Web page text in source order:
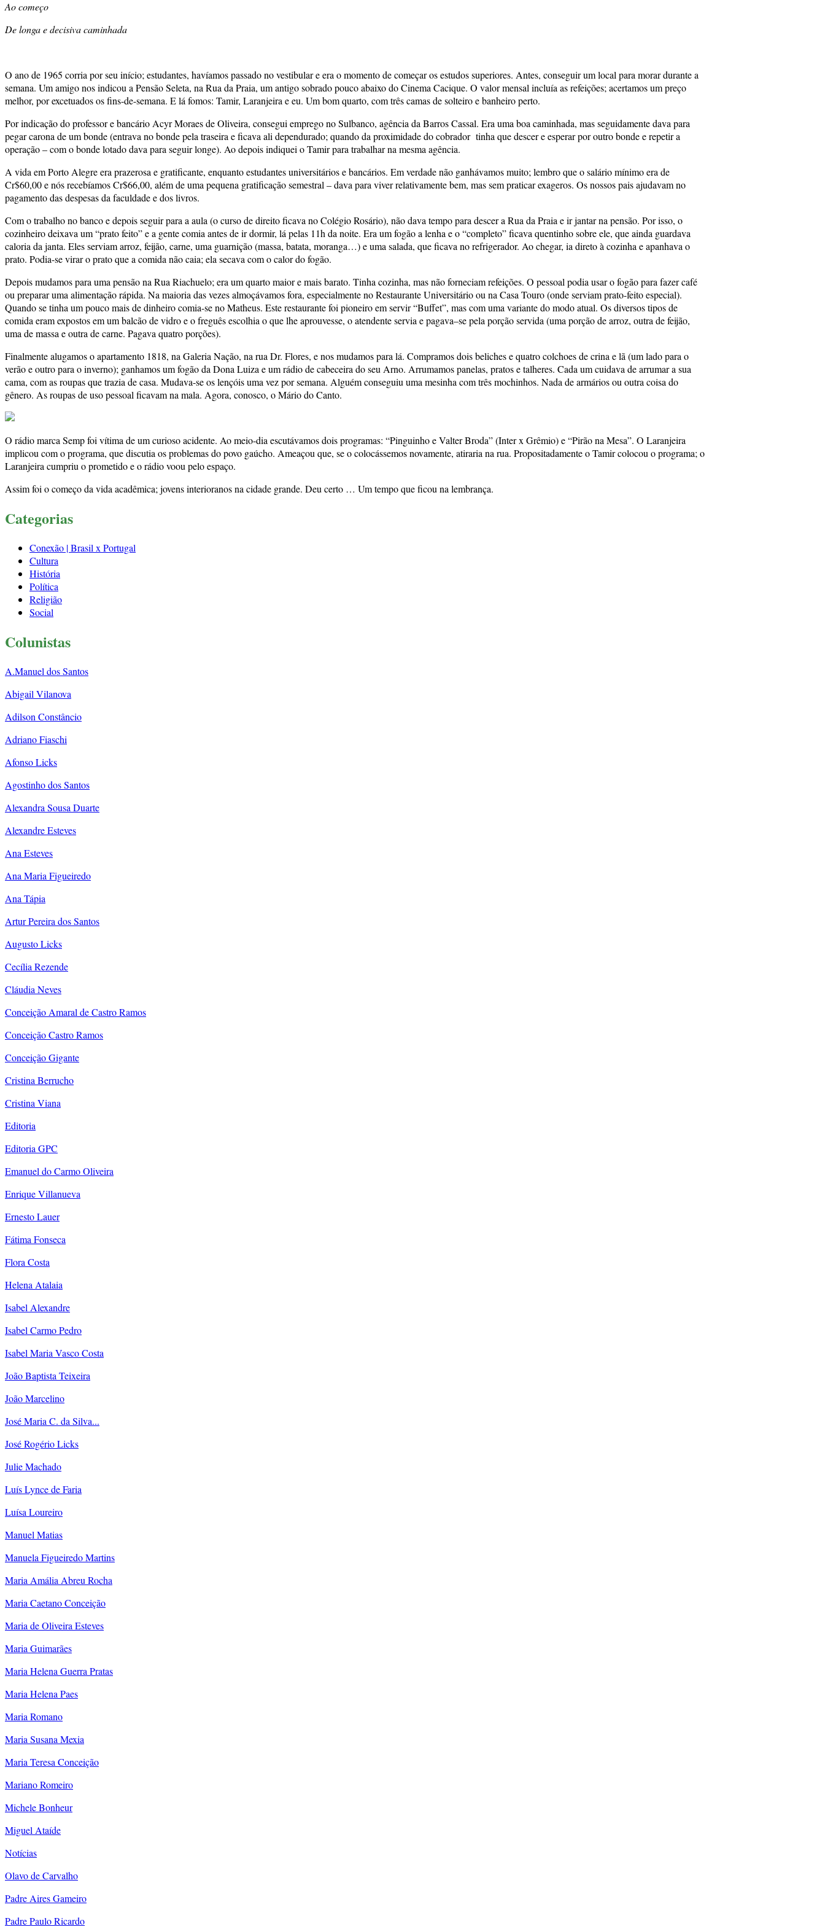
Ao começo
De longa e decisiva caminhada
O ano de 1965 corria por seu início; estudantes, havíamos passado no vestibular e era o momento de começar os estudos superiores. Antes, conseguir um local para morar durante a
semana. Um amigo nos indicou a Pensão Seleta, na Rua da Praia, um antigo sobrado pouco abaixo do Cinema Cacique. O valor mensal incluía as refeições; acertamos um preço
melhor, por excetuados os fins-de-semana. E lá fomos: Tamir, Laranjeira e eu. Um bom quarto, com três camas de solteiro e banheiro perto.
Por indicação do professor e bancário Acyr Moraes de Oliveira, consegui emprego no Sulbanco, agência da Barros Cassal. Era uma boa caminhada, mas seguidamente dava para
pegar carona de um bonde (entrava no bonde pela traseira e ficava ali dependurado; quando da proximidade do cobrador tinha que descer e esperar por outro bonde e repetir a
operação – com o bonde lotado dava para seguir longe). Ao depois indiquei o Tamir para trabalhar na mesma agência.
A vida em Porto Alegre era prazerosa e gratificante, enquanto estudantes universitários e bancários. Em verdade não ganhávamos muito; lembro que o salário mínimo era de
Cr$60,00 e nós recebíamos Cr$66,00, além de uma pequena gratificação semestral – dava para viver relativamente bem, mas sem praticar exageros. Os nossos pais ajudavam no
pagamento das despesas da faculdade e dos livros.
Com o trabalho no banco e depois seguir para a aula (o curso de direito ficava no Colégio Rosário), não dava tempo para descer a Rua da Praia e ir jantar na pensão. Por isso, o
cozinheiro deixava um “prato feito” e a gente comia antes de ir dormir, lá pelas 11h da noite. Era um fogão a lenha e o “completo” ficava quentinho sobre ele, que ainda guardava
caloria da janta. Eles serviam arroz, feijão, carne, uma guarnição (massa, batata, moranga…) e uma salada, que ficava no refrigerador. Ao chegar, ia direto à cozinha e apanhava o
prato. Podia-se virar o prato que a comida não caia; ela secava com o calor do fogão.
Depois mudamos para uma pensão na Rua Riachuelo; era um quarto maior e mais barato. Tinha cozinha, mas não forneciam refeições. O pessoal podia usar o fogão para fazer café
ou preparar uma alimentação rápida. Na maioria das vezes almoçávamos fora, especialmente no Restaurante Universitário ou na Casa Touro (onde serviam prato-feito especial).
Quando se tinha um pouco mais de dinheiro comia-se no Matheus. Este restaurante foi pioneiro em servir “Buffet”, mas com uma variante do modo atual. Os diversos tipos de
comida eram expostos em um balcão de vidro e o freguês escolhia o que lhe aprouvesse, o atendente servia e pagava–se pela porção servida (uma porção de arroz, outra de feijão,
uma de massa e outra de carne. Pagava quatro porções).
Finalmente alugamos o apartamento 1818, na Galeria Nação, na rua Dr. Flores, e nos mudamos para lá. Compramos dois beliches e quatro colchoes de crina e lã (um lado para o
verão e outro para o inverno); ganhamos um fogão da Dona Luiza e um rádio de cabeceira do seu Arno. Arrumamos panelas, pratos e talheres. Cada um cuidava de arrumar a sua
cama, com as roupas que trazia de casa. Mudava-se os lençóis uma vez por semana. Alguém conseguiu uma mesinha com três mochinhos. Nada de armários ou outra coisa do
gênero. As roupas de uso pessoal ficavam na mala. Agora, conosco, o Mário do Canto.
O rádio marca Semp foi vítima de um curioso acidente. Ao meio-dia escutávamos dois programas: “Pinguinho e Valter Broda” (Inter x Grêmio) e “Pirão na Mesa”. O Laranjeira
implicou com o programa, que discutia os problemas do povo gaúcho. Ameaçou que, se o colocássemos novamente, atiraria na rua. Propositadamente o Tamir colocou o programa; o
Laranjeira cumpriu o prometido e o rádio voou pelo espaço.
Assim foi o começo da vida acadêmica; jovens interioranos na cidade grande. Deu certo … Um tempo que ficou na lembrança.
Categorias
Conexão | Brasil x Portugal
Cultura
História
Política
Religião
Social
Colunistas
A.Manuel dos Santos
Abigail Vilanova
Adilson Constâncio
Adriano Fiaschi
Afonso Licks
Agostinho dos Santos
Alexandra Sousa Duarte
Alexandre Esteves
Ana Esteves
Ana Maria Figueiredo
Ana Tápia
Artur Pereira dos Santos
Augusto Licks
Cecília Rezende
Cláudia Neves
Conceição Amaral de Castro Ramos
Conceição Castro Ramos
Conceição Gigante
Cristina Berrucho
Cristina Viana
Editoria
Editoria GPC
Emanuel do Carmo Oliveira
Enrique Villanueva
Ernesto Lauer
Fátima Fonseca
Flora Costa
Helena Atalaia
Isabel Alexandre
Isabel Carmo Pedro
Isabel Maria Vasco Costa
João Baptista Teixeira
João Marcelino
José Maria C. da Silva...
José Rogério Licks
Julie Machado
Luís Lynce de Faria
Luísa Loureiro
Manuel Matias
Manuela Figueiredo Martins
Maria Amália Abreu Rocha
Maria Caetano Conceição
Maria de Oliveira Esteves
Maria Guimarães
Maria Helena Guerra Pratas
Maria Helena Paes
Maria Romano
Maria Susana Mexia
Maria Teresa Conceição
Mariano Romeiro
Michele Bonheur
Miguel Ataíde
Notícias
Olavo de Carvalho
Padre Aires Gameiro
Padre Paulo Ricardo